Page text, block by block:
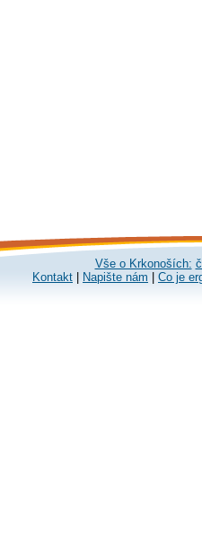
Vše o Krkonoších:
Kontakt
Napište nám Co je